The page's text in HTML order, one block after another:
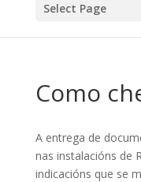
Select Page
Como
A entrega de
nas instalacións de
indicacións que se